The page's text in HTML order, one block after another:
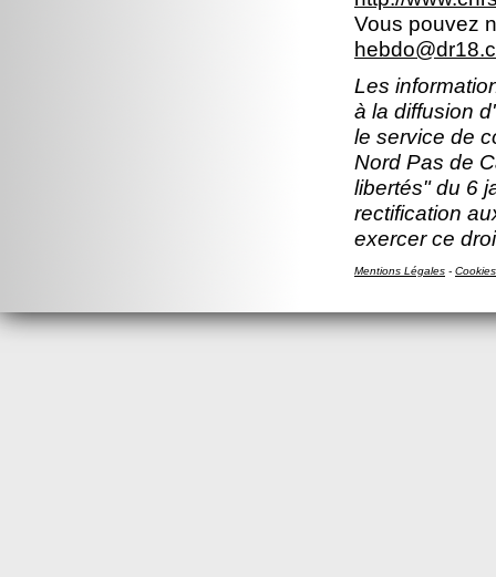
Vous pouvez
Les
à la diffusion
le service de
Nord Pas de
libertés" du 6
rectification
exercer ce
Mentions Légales - Cookies